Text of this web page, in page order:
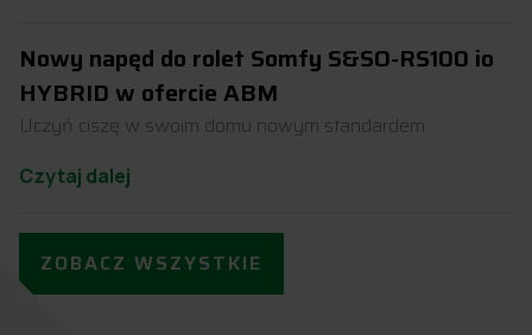
Nowy napęd do rolet Somfy S&SO-RS100 io
HYBRID w ofercie ABM
Uczyń ciszę w swoim domu nowym standardem
Czytaj dalej
ZOBACZ WSZYSTKIE